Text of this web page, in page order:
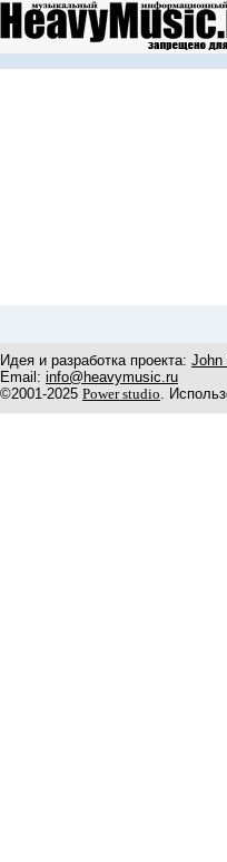
Идея и разработка проекта: John
Email: info@heavymusic.ru
©2001-2025 Power studio.